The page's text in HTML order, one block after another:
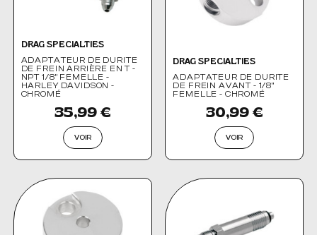
DRAG SPECIALTIES
ADAPTATEUR DE DURITE
DE FREIN ARRIÈRE EN T -
NPT 1/8" FEMELLE -
HARLEY DAVIDSON -
CHROMÉ
35,99 €
VOIR
DRAG SPECIALTIES
ADAPTATEUR DE DURITE
DE FREIN AVANT - 1/8"
FEMELLE - CHROMÉ
30,99 €
VOIR